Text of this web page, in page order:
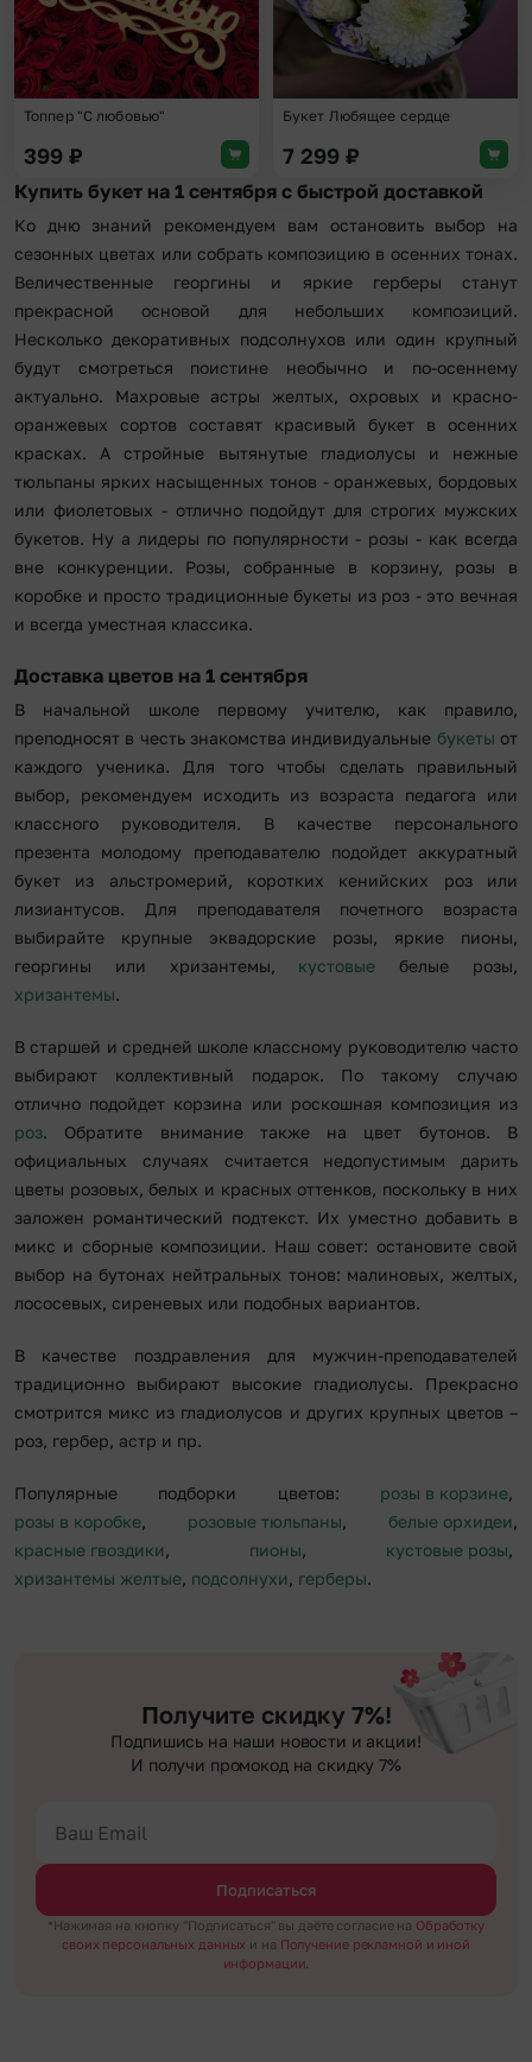
Топпер "С любовью"
399 ₽
Букет Любящее сердце
7 299 ₽
Купить букет на 1 сентября с быстрой доставкой
Ко дню знаний рекомендуем вам остановить выбор на
сезонных цветах или собрать композицию в осенних тонах.
Величественные георгины и яркие герберы станут
прекрасной основой для небольших композиций.
Несколько декоративных подсолнухов или один крупный
будут смотреться поистине необычно и по-осеннему
актуально. Махровые астры желтых, охровых и красно-
оранжевых сортов составят красивый букет в осенних
красках. А стройные вытянутые гладиолусы и нежные
тюльпаны ярких насыщенных тонов - оранжевых, бордовых
или фиолетовых - отлично подойдут для строгих мужских
букетов. Ну а лидеры по популярности - розы - как всегда
вне конкуренции. Розы, собранные в корзину, розы в
коробке и просто традиционные букеты из роз - это вечная
и всегда уместная классика.
Доставка цветов на 1 сентября
В начальной школе первому учителю, как правило,
преподносят в честь знакомства индивидуальные букеты от
каждого ученика. Для того чтобы сделать правильный
выбор, рекомендуем исходить из возраста педагога или
классного руководителя. В качестве персонального
презента молодому преподавателю подойдет аккуратный
букет из альстромерий, коротких кенийских роз или
лизиантусов. Для преподавателя почетного возраста
выбирайте крупные эквадорские розы, яркие пионы,
георгины или хризантемы, кустовые белые розы,
хризантемы.
В старшей и средней школе классному руководителю часто
выбирают коллективный подарок. По такому случаю
отлично подойдет корзина или роскошная композиция из
роз. Обратите внимание также на цвет бутонов. В
официальных случаях считается недопустимым дарить
цветы розовых, белых и красных оттенков, поскольку в них
заложен романтический подтекст. Их уместно добавить в
микс и сборные композиции. Наш совет: остановите свой
выбор на бутонах нейтральных тонов: малиновых, желтых,
лососевых, сиреневых или подобных вариантов.
В качестве поздравления для мужчин-преподавателей
традиционно выбирают высокие гладиолусы. Прекрасно
смотрится микс из гладиолусов и других крупных цветов –
роз, гербер, астр и пр.
Популярные подборки цветов: розы в корзине,
розы в коробке, розовые тюльпаны, белые орхидеи,
красные гвоздики, пионы, кустовые розы,
хризантемы желтые, подсолнухи, герберы.
Получите скидку 7%!
Подпишись на наши новости и акции!
И получи промокод на скидку 7%
Подписаться
*Нажимая на кнопку "Подписаться" вы даёте согласие на Обработку
своих персональных данных и на Получение рекламной и иной
информации.